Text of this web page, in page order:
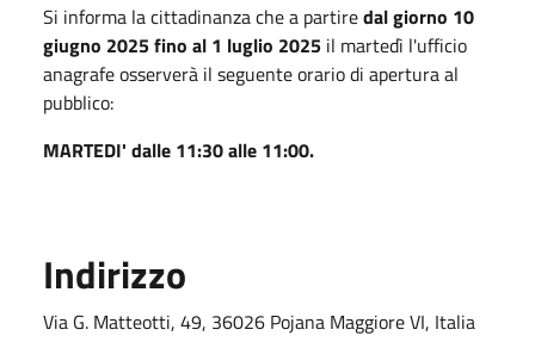
Si informa la cittadinanza che a partiredal giorno 10
giugno 2025 fino al 1 luglio 2025 il martedì l'ufficio
anagrafe osserverà il seguente orario di apertura al
pubblico:
MARTEDI' dalle 11:30 alle 11:00.
Indirizzo
Via G. Matteotti, 49, 36026 Pojana Maggiore VI, Italia